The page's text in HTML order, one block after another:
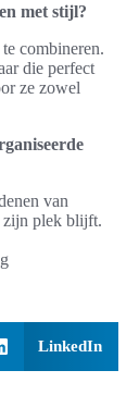
met stijl?
combineren.
die perfect
ze zowel
van
zijn plek blijft.
LinkedIn